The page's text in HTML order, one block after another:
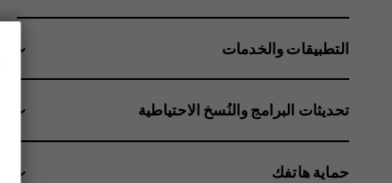
التطبيقات والخدمات
تحديثات البرامج والنُسخ الاحتياطية
حماية هاتفك